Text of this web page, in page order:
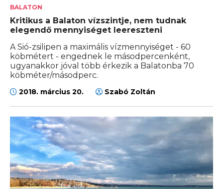
BALATON
Kritikus a Balaton vízszintje, nem tudnak
elegendő mennyiséget leereszteni
A Sió-zsilipen a maximális vízmennyiséget - 60
köbmétert - engednek le másodpercenként,
ugyanakkor jóval több érkezik a Balatonba 70
köbméter/másodperc.
2018. március 20. Szabó Zoltán